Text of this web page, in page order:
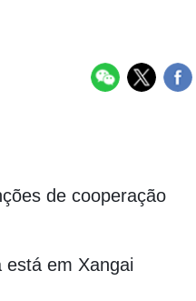
de cooperação
está em Xangai